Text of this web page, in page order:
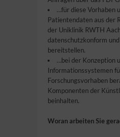
…für diese Vorhaben
Patientendaten aus der
der Uniklinik RWTH
datenschutzkonform
bereitstellen.
…bei der Konzeption
Informationssystemen
Forschungsvorhaben
Komponenten der
beinhalten.
Woran arbeiten Sie